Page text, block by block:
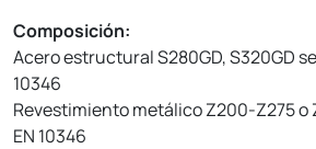
Composición:
Acero estructural S280GD, S320GD
10346
Revestimiento metálico Z200-Z275 o
EN 10346